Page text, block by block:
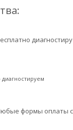
диагностируем